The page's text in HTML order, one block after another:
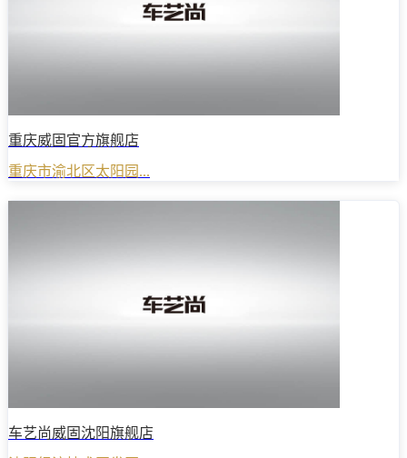
重庆威固官方旗舰店
重庆市渝北区太阳园...
车艺尚威固沈阳旗舰店